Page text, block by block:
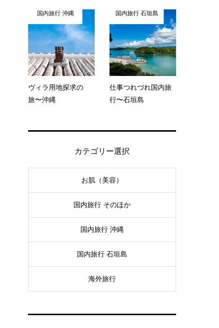
国内旅行 沖縄
ヴィラ用地探求の
旅〜沖縄
国内旅行 石垣島
仕事つれづれ国内旅
行〜石垣島
カテゴリー選択
お肌（美容）
国内旅行 そのほか
国内旅行 沖縄
国内旅行 石垣島
海外旅行